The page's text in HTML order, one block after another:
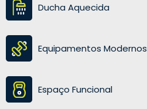
Ducha Aquecida
Equipamentos Modernos
Espaço Funcional